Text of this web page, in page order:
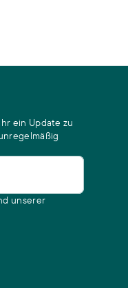
ein Update zu
unserer